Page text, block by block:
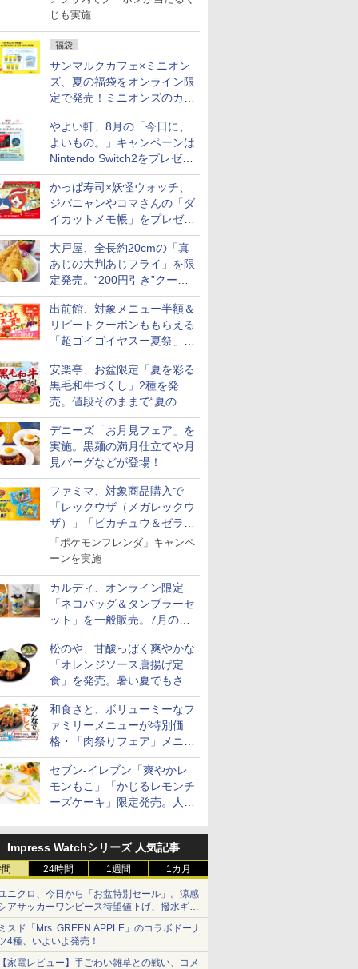
じも実施
福袋
サンマルクカフェ×ミニオン
ズ、夏の福袋をオンライン限
定で発売！ミニオンズのカッ
プと2500円相当のチケット
付き
やよい軒、8月の「今日に、
よいもの。」キャンペーンは
Nintendo Switch2をプレゼン
ト
かっぱ寿司×妖怪ウォッチ、
ジバニャンやコマさんの「ダ
イカットメモ帳」をプレゼン
ト
大戸屋、全長約20cmの「真
あじの大判あじフライ」を限
定発売。“200円引き”クーポ
ンも配信
出前館、対象メニュー半額＆
リピートクーポンももらえる
「超ゴイゴイヤスー夏祭」を
実施
安楽亭、お盆限定「夏を彩る
黒毛和牛づくし」2種を発
売。値段そのままで“夏の巻
き野菜”付き
デニーズ「お月見フェア」を
実施。黒麺の満月仕立てや月
見バーグなどが登場！
ファミマ、対象商品購入で
「レックウザ（メガレックウ
ザ）」「ピカチュウ＆ゼラオ
ラ」のフレンダピックがもら
える！
「ポケモンフレンダ」キャンペ
ーンを実施
カルディ、オンライン限定
「ネコバッグ＆タンブラーセ
ット」を一般販売。7月の抽
選販売の当選無効分
松のや、甘酸っぱく爽やかな
「オレンジソース唐揚げ定
食」を発売。暑い夏でもさっ
ぱり！
和食さと、ボリューミーなフ
ァミリーメニューが特別価
格・「肉祭りフェア」メニュ
ーがテイクアウトに登場
セブン-イレブン「爽やかレ
モンもこ」「かじるレモンチ
ーズケーキ」限定発売。人気
が登場
Impress Watchシリーズ 人気記事
24時間 1週間 1カ月
ニクロ、今日から「お盆特別セール」。涼感
アサッカーワンピース待望値下げ、撥水ギア
ョーツは1990円に
スド「Mrs. GREEN APPLE」のコラボドーナ
4種、いよいよ発売！
家電レビュー】手ごわい雑草との戦い、コメ